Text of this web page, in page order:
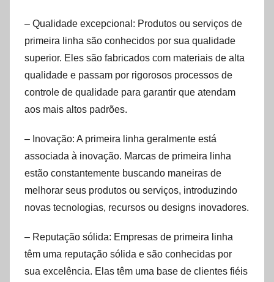
– Qualidade excepcional: Produtos ou serviços de
primeira linha são conhecidos por sua qualidade
superior. Eles são fabricados com materiais de alta
qualidade e passam por rigorosos processos de
controle de qualidade para garantir que atendam
aos mais altos padrões.
– Inovação: A primeira linha geralmente está
associada à inovação. Marcas de primeira linha
estão constantemente buscando maneiras de
melhorar seus produtos ou serviços, introduzindo
novas tecnologias, recursos ou designs inovadores.
– Reputação sólida: Empresas de primeira linha
têm uma reputação sólida e são conhecidas por
sua excelência. Elas têm uma base de clientes fiéis